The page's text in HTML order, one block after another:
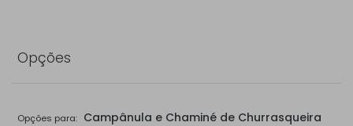
Opções
Opções para: Campânula e Chaminé de Churrasqueira